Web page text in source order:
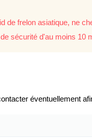
de frelon asiatique, ne
sécurité d'au moins 10
éventuellement